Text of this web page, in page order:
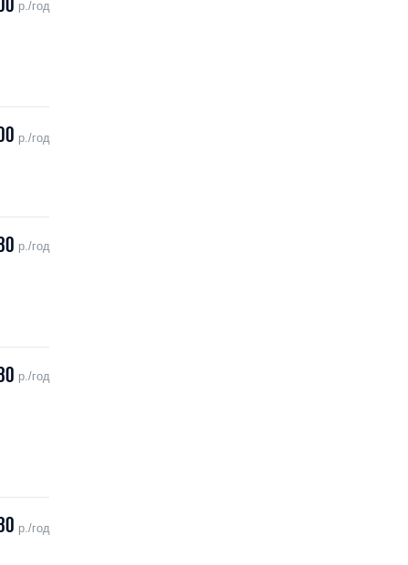
р./год
р./год
р./год
р./год
р./год